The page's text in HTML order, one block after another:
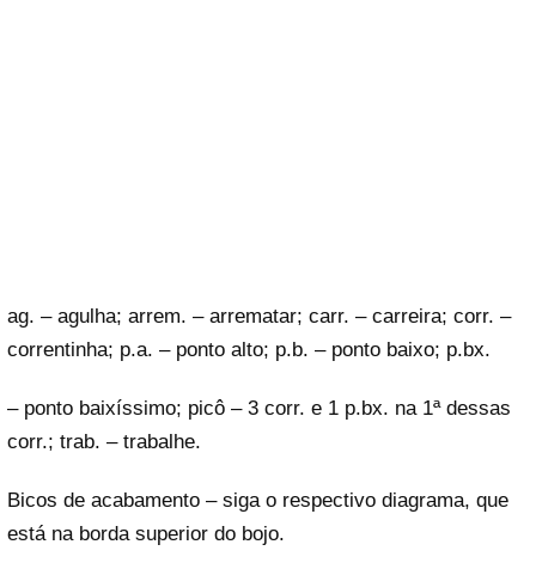
ag. – agulha; arrem. – arrematar; carr. – carreira; corr. –
correntinha; p.a. – ponto alto; p.b. – ponto baixo; p.bx.
– ponto baixíssimo; picô – 3 corr. e 1 p.bx. na 1ª dessas
corr.; trab. – trabalhe.
Bicos de acabamento – siga o respectivo diagrama, que
está na borda superior do bojo.